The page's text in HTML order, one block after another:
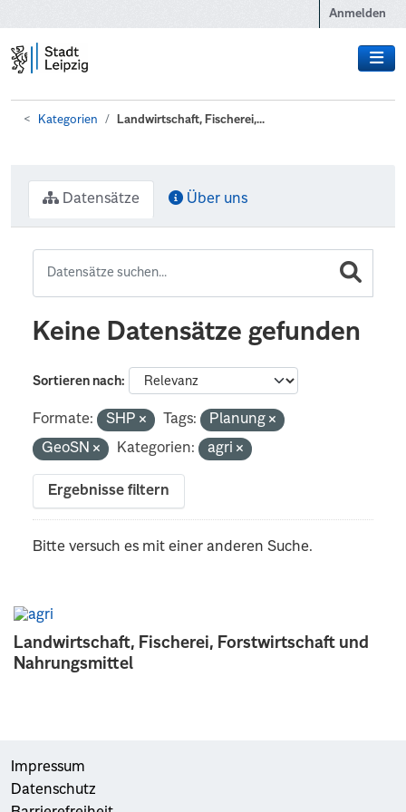
Anmelden
Kategorien Landwirtschaft, Fischerei,...
Landwirtschaft, Fischerei, Forstwirtschaft und
Nahrungsmittel
Datensätze Über uns
Keine Datensätze gefunden
Sortieren nach
Formate: SHP Tags:
Planung
GeoSN
Kategorien: agri
Ergebnisse filtern
Bitte versuch es mit einer anderen Suche.
Impressum
Datenschutz